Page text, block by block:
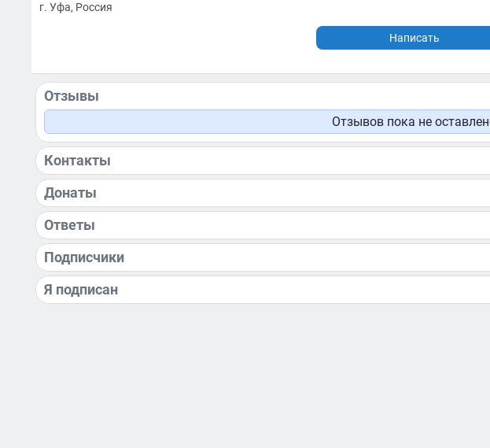
г. Уфа, Россия
Написать
Отзывы
Отзывов пока не
Контакты
Донаты
Ответы
Подписчики
Я подписан